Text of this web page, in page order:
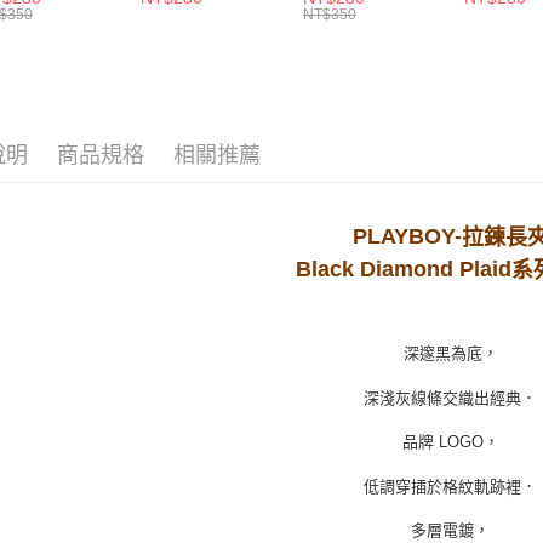
布袋-白色
(TZB107)
NT$350
布袋-黃色
明 商品規格 相關推薦
PLAYBOY-拉鍊長
Black Diamond Plaid 系
深邃黑為底，
深淺灰線條交織出經典．
品牌 LOGO，
低調穿插於格紋軌跡裡．
多層電鍍，